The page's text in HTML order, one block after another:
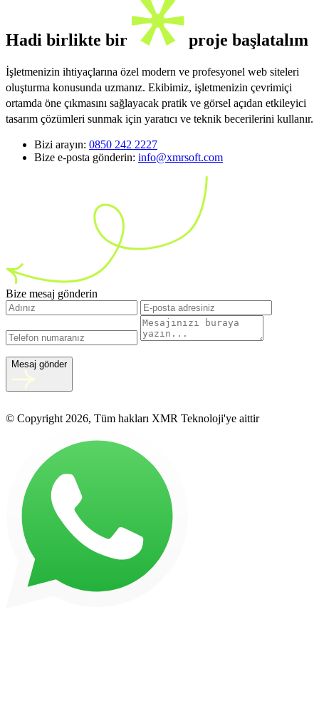
Hadi birlikte bir proje başlatalım
İşletmenizin ihtiyaçlarına özel modern ve profesyonel web siteleri
oluşturma konusunda uzmanız. Ekibimiz, işletmenizin çevrimiçi
ortamda öne çıkmasını sağlayacak pratik ve görsel açıdan etkileyici
tasarım çözümleri sunmak için yaratıcı ve teknik becerilerini kullanır.
Bizi arayın: 0850 242 2227
Bize e-posta gönderin: info@xmrsoft.com
Bize mesaj gönderin
Mesaj gönder
© Copyright 2026, Tüm hakları XMR Teknoloji'ye aittir